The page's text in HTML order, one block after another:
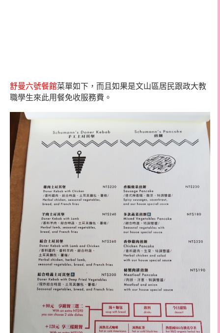
舒曼六號餐館菜單如下，而且如果是文山區居民跟政大教
職學生來此用餐免收服務費。